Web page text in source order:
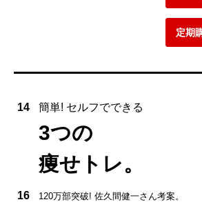
定期
14 簡単! セルフでできる
3つの
痩せトレ。
16
120万部突破! 佐久間健一さん考案。